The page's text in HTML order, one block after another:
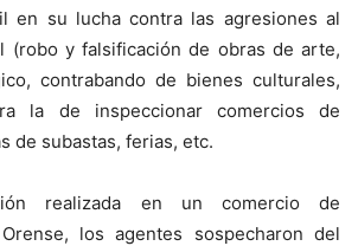
en su lucha contra las agresiones al
(robo y falsificación de obras de arte,
contrabando de bienes culturales,
la de inspeccionar comercios de
de subastas, ferias, etc.
realizada en un comercio de
los agentes sospecharon del